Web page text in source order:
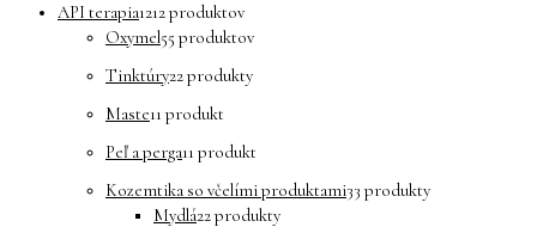
API terapia1212 produktov
Oxymel55 produktov
Tinktúry22 produkty
Maste11 produkt
Peľ a perga11 produkt
Kozemtika so včelími produktami33 produkty
Mydlá22 produkty